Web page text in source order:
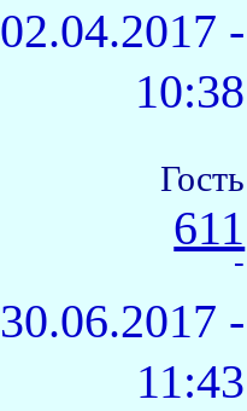
02.04.2017 -
10:38
Гость
611
-
30.06.2017 -
11:43